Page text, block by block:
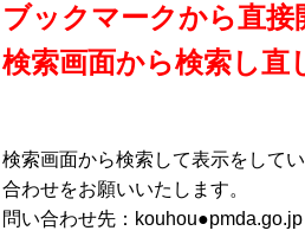
ブックマークから直
検索画面から検索し直
検索画面から検索して表示をして
合わせをお願いいたします。
問い合わせ先：kouhou●pmda.go.jp